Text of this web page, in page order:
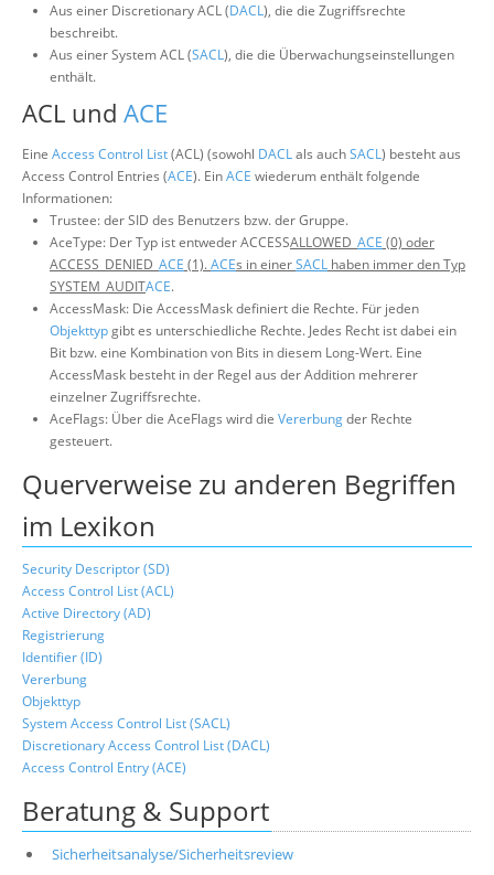
Aus einer Discretionary ACL (DACL), die die Zugriffsrechte
beschreibt.
Aus einer System ACL (SACL), die die Überwachungseinstellungen
enthält.
ACL und ACE
Eine Access Control List(ACL) (sowohl DACLals auchSACL) besteht aus
Access Control Entries (ACE). EinACE wiederum enthält folgende
Informationen:
Trustee: der SID des Benutzers bzw. der Gruppe.
AceType: Der Typ ist entweder ACCESSALLOWED_ ACE (0) oder
ACCESS_DENIED_ ACE (1).ACEs in einerSACL haben immer den Typ
SYSTEM_AUDITACE.
AccessMask: Die AccessMask definiert die Rechte. Für jeden
Objekttypgibt es unterschiedliche Rechte. Jedes Recht ist dabei ein
Bit bzw. eine Kombination von Bits in diesem Long-Wert. Eine
AccessMask besteht in der Regel aus der Addition mehrerer
einzelner Zugriffsrechte.
AceFlags: Über die AceFlags wird die Vererbungder Rechte
gesteuert.
Querverweise zu anderen Begriffen
im Lexikon
Security Descriptor (SD)
Access Control List (ACL)
Active Directory (AD)
Registrierung
Identifier (ID)
Vererbung
Objekttyp
System Access Control List (SACL)
Discretionary Access Control List (DACL)
Access Control Entry (ACE)
Beratung & Support
Sicherheitsanalyse/Sicherheitsreview